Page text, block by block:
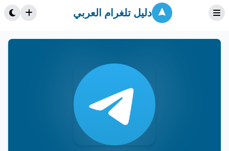
دليل تلغرام العربي